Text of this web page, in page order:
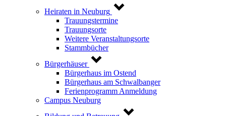
Heiraten in Neuburg
Trauungstermine
Trauungsorte
Weitere Veranstaltungsorte
Stammbücher
Bürgerhäuser
Bürgerhaus im Ostend
Bürgerhaus am Schwalbanger
Ferienprogramm Anmeldung
Campus Neuburg